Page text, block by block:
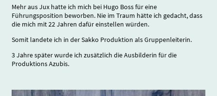
Mehr aus Jux hatte ich mich bei Hugo Boss für eine
Führungsposition beworben. Nie im Traum hätte ich gedacht, dass
die mich mit 22 Jahren dafür einstellen würden.
Somit landete ich in der Sakko Produktion als Gruppenleiterin.
3 Jahre später wurde ich zusätzlich die Ausbilderin für die
Produktions Azubis.